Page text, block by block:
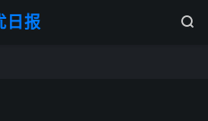
日报 